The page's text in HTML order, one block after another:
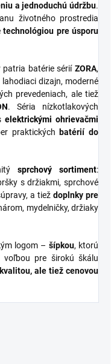
a jednoduchú údržbu.
životného prostredia
technológiou pre úsporu
patria batérie sérií ZORA,
dizajn, moderné
prevedeniach, ale tiež
. Séria nízkotlakových
elektrickými ohrievačmi
praktických batérií do
sprchový sortiment:
s držiakmi, sprchové
a tiež doplnky pre
mydelničky, držiaky
logom – šípkou, ktorú
pre širokú škálu
ale tiež cenovou